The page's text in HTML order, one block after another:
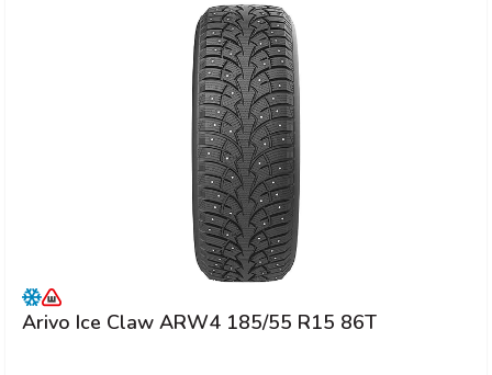
Arivo Ice Claw ARW4 185/55 R15 86T